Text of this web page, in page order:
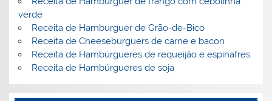
verde
Receita de Hamburguer de Grão-de-Bico
Receita de Cheeseburguers de carne e bacon
Receita de Hambúrgueres de requeijão e espinafres
Receita de Hambúrgueres de soja